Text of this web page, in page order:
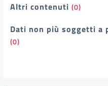
Altri contenuti (0)
Dati non più soggetti a
(0)